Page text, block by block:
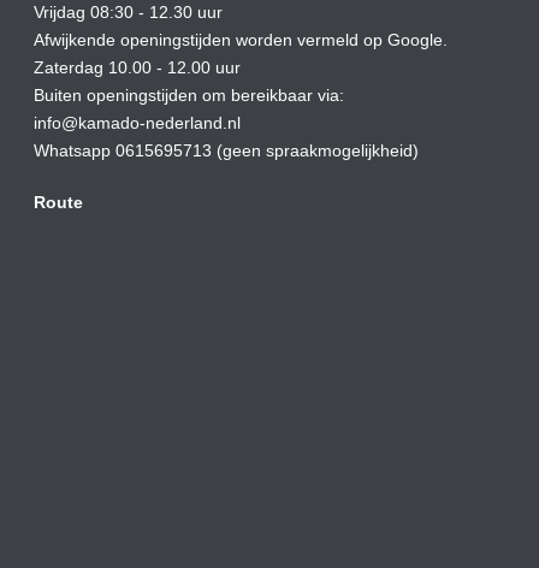
Vrijdag 08:30 - 12.30 uur
Afwijkende openingstijden worden vermeld op Google.
Zaterdag 10.00 - 12.00 uur
Buiten openingstijden om bereikbaar via:
info@kamado-nederland.nl
Whatsapp 0615695713 (geen spraakmogelijkheid)
Route